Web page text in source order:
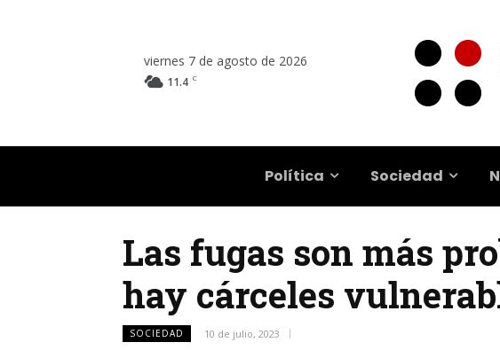
viernes 7 de agosto de 2026
11.4 C
Política Sociedad
Las fugas son más
hay cárceles
SOCIEDAD 10 de julio, 2023